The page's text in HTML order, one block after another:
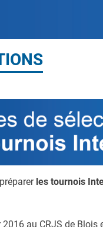
les tournois
au CRJS de